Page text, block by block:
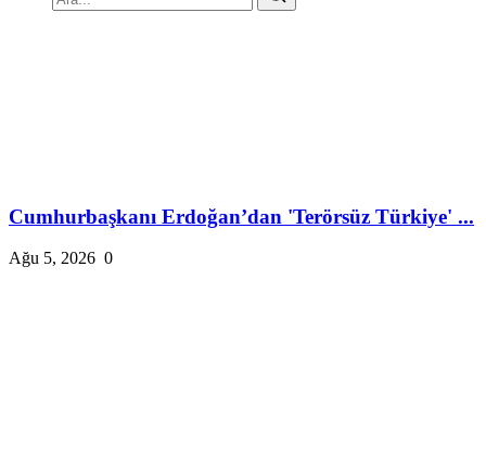
Cumhurbaşkanı Erdoğan’dan 'Terörsüz Türkiye' ...
Ağu 5, 2026 0